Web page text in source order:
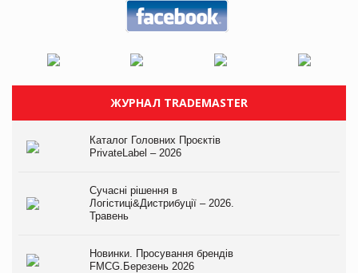
ЖУРНАЛ TRADEMASTER
Каталог Головних Проєктів
PrivateLabel – 2026
Сучасні рішення в
Логістиці&Дистрибуції – 2026.
Травень
Новинки. Просування брендів
FMCG.Березень 2026